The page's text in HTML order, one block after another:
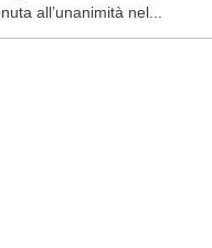
all’unanimità nel...